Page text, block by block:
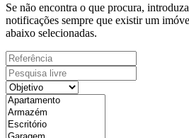
Se não encontra o que procura,
notificações sempre que existir um
abaixo selecionadas.